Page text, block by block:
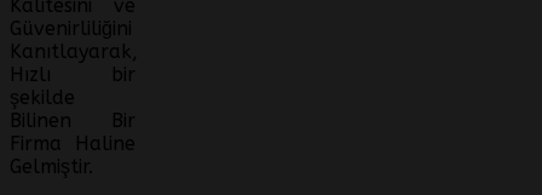
Kalitesini ve
Güvenirliliğini
Kanıtlayarak,
Hızlı bir
şekilde
Bilinen Bir
Firma Haline
Gelmiştir.